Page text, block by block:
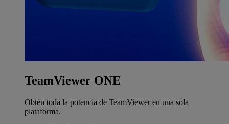
TeamViewer ONE
Obtén toda la potencia de TeamViewer en una sola
plataforma.